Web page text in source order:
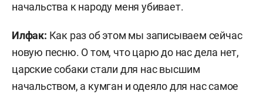
начальства к народу меня убивает.
Илфак: Как раз об этом мы записываем сейчас
новую песню. О том, что царю до нас дела нет,
царские собаки стали для нас высшим
начальством, а кумган и одеяло для нас самое